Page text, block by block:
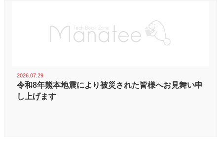
2026.07.29
令和8年熊本地震により被災された皆様へお見舞い申
し上げます